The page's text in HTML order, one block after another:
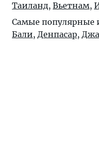
Таиланд, Вьетнам,
Самые популярные
Бали, Денпасар,